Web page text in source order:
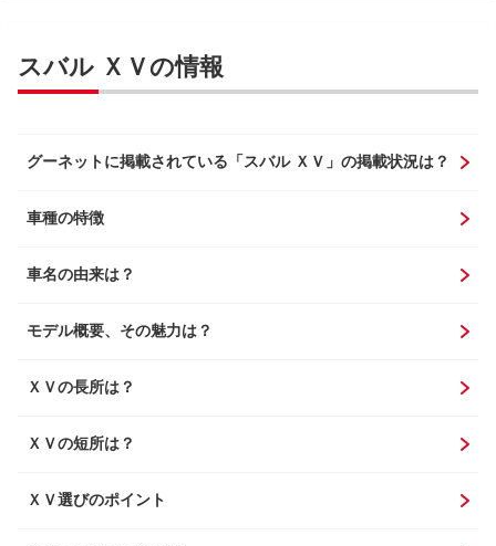
スバル ＸＶの情報
グーネットに掲載されている「スバル ＸＶ」の掲載状況は？
車種の特徴
車名の由来は？
モデル概要、その魅力は？
ＸＶの長所は？
ＸＶの短所は？
ＸＶ選びのポイント